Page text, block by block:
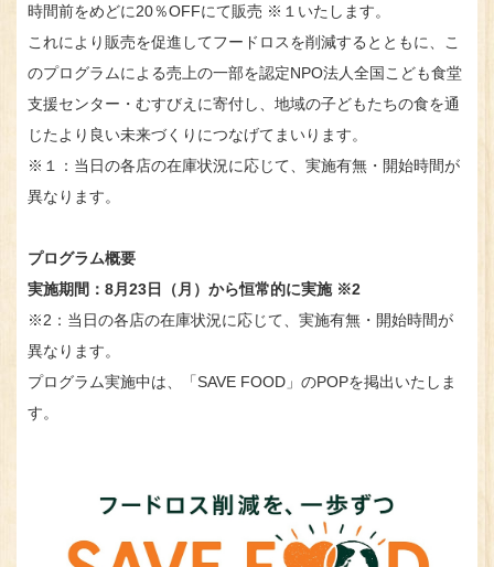
時間前をめどに20％OFFにて販売 ※１いたします。
これにより販売を促進してフードロスを削減するとともに、こ
のプログラムによる売上の一部を認定NPO法人全国こども食堂
支援センター・むすびえに寄付し、地域の子どもたちの食を通
じたより良い未来づくりにつなげてまいります。
※１：当日の各店の在庫状況に応じて、実施有無・開始時間が
異なります。
プログラム概要
実施期間：8月23日（月）から恒常的に実施 ※2
※2：当日の各店の在庫状況に応じて、実施有無・開始時間が
異なります。
プログラム実施中は、「SAVE FOOD」のPOPを掲出いたしま
す。